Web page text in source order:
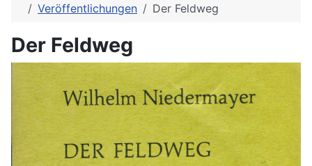
Veröffentlichungen
Der Feldweg
Der Feldweg